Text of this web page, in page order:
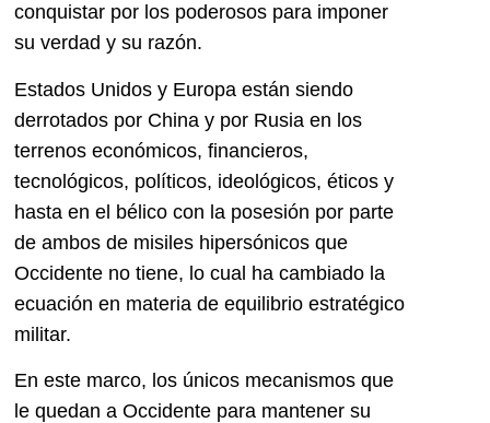
conquistar por los poderosos para imponer
su verdad y su razón.
Estados Unidos y Europa están siendo
derrotados por China y por Rusia en los
terrenos económicos, financieros,
tecnológicos, políticos, ideológicos, éticos y
hasta en el bélico con la posesión por parte
de ambos de misiles hipersónicos que
Occidente no tiene, lo cual ha cambiado la
ecuación en materia de equilibrio estratégico
militar.
En este marco, los únicos mecanismos que
le quedan a Occidente para mantener su